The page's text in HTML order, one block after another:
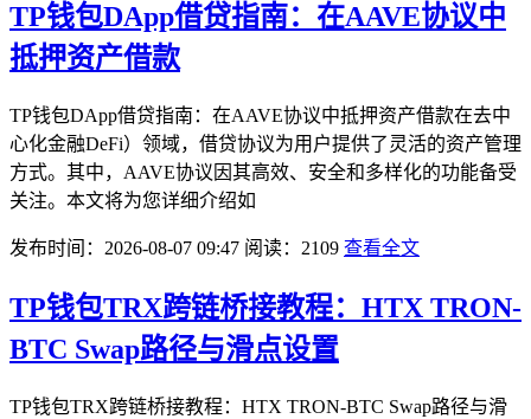
TP钱包DApp借贷指南：在AAVE协议中
抵押资产借款
TP钱包DApp借贷指南：在AAVE协议中抵押资产借款在去中
心化金融DeFi）领域，借贷协议为用户提供了灵活的资产管理
方式。其中，AAVE协议因其高效、安全和多样化的功能备受
关注。本文将为您详细介绍如
发布时间：2026-08-07 09:47 阅读：2109 查看全文
TP钱包TRX跨链桥接教程：HTX TRON-
BTC Swap路径与滑点设置
TP钱包TRX跨链桥接教程：HTX TRON-BTC Swap路径与滑